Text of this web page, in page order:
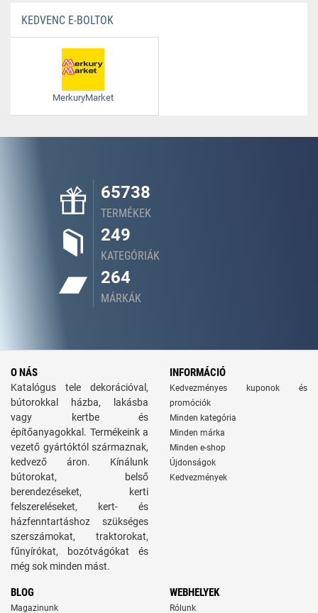
KEDVENC E-BOLTOK
MerkuryMarket
65738
TERMÉKEK
249
KATEGÓRIÁK
264
MÁRKÁK
O NÁS
Katalógus tele dekorációval,
bútorokkal házba, lakásba
vagy kertbe és
építőanyagokkal. Termékeink a
vezető gyártóktól származnak,
kedvező áron. Kínálunk
bútorokat, belső
berendezéseket, kerti
felszereléseket, kert- és
házfenntartáshoz szükséges
szerszámokat, traktorokat,
fűnyírókat, bozótvágókat és
még sok minden mást.
INFORMÁCIÓ
Kedvezményes kuponok és
promóciók
Minden kategória
Minden márka
Minden e-shop
Újdonságok
Kedvezmények
BLOG
Magazinunk
WEBHELYEK
Rólunk